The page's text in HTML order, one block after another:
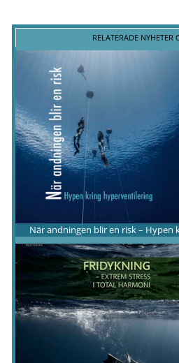
RELATERADE NYHETER
När andningen blir en risk –